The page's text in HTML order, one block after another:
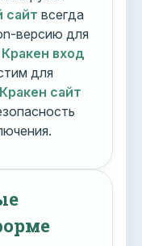
сайт всегда
версию для
Кракен вход
для
Кракен сайт